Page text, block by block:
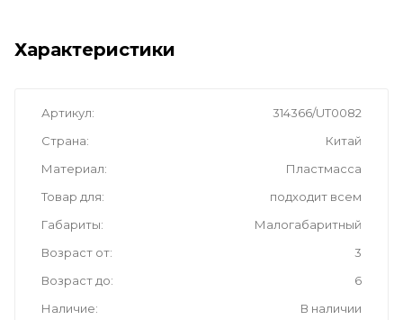
Характеристики
Артикул
314366/UT0082
Страна
Китай
Материал
Пластмасса
Товар для
подходит всем
Габариты
Малогабаритный
Возраст от
3
Возраст до
6
Наличие
В наличии